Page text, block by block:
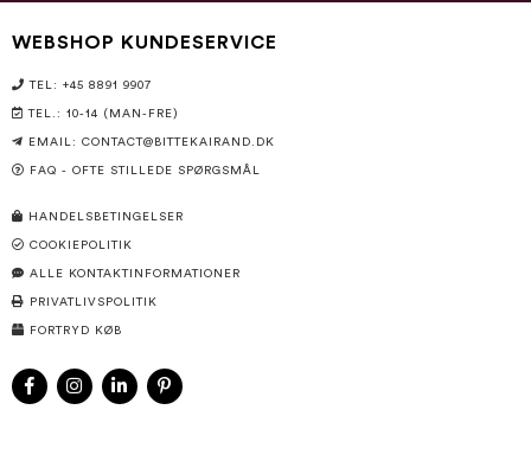
WEBSHOP KUNDESERVICE
TEL: +45 8891 9907
TEL.: 10-14 (MAN-FRE)
EMAIL: CONTACT@BITTEKAIRAND.DK
FAQ - OFTE STILLEDE SPØRGSMÅL
HANDELSBETINGELSER
COOKIEPOLITIK
ALLE KONTAKTINFORMATIONER
PRIVATLIVSPOLITIK
FORTRYD KØB